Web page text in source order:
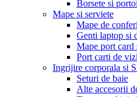
Borsete si
Mape si serviete
Mape de
Genti laptop si
Mape port card
Port carti de
Ingrijire corporala si
Seturi de baie
Alte accesorii